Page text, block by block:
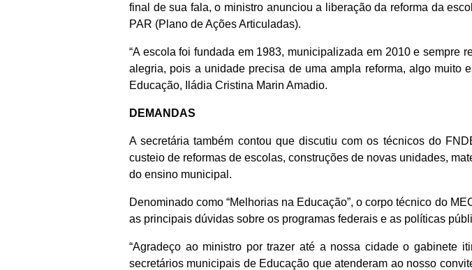
final de sua fala, o ministro anunciou a liberação da reforma da
PAR (Plano de Ações Articuladas).
“A escola foi fundada em 1983, municipalizada em 2010 e sempre
alegria, pois a unidade precisa de uma ampla reforma, algo muito
Educação, Iládia Cristina Marin Amadio.
DEMANDAS
A secretária também contou que discutiu com os técnicos do
custeio de reformas de escolas, construções de novas unidades,
do ensino municipal.
Denominado como “Melhorias na Educação”, o corpo técnico do
as principais dúvidas sobre os programas federais e as políticas
“Agradeço ao ministro por trazer até a nossa cidade o gabinete
secretários municipais de Educação que atenderam ao nosso